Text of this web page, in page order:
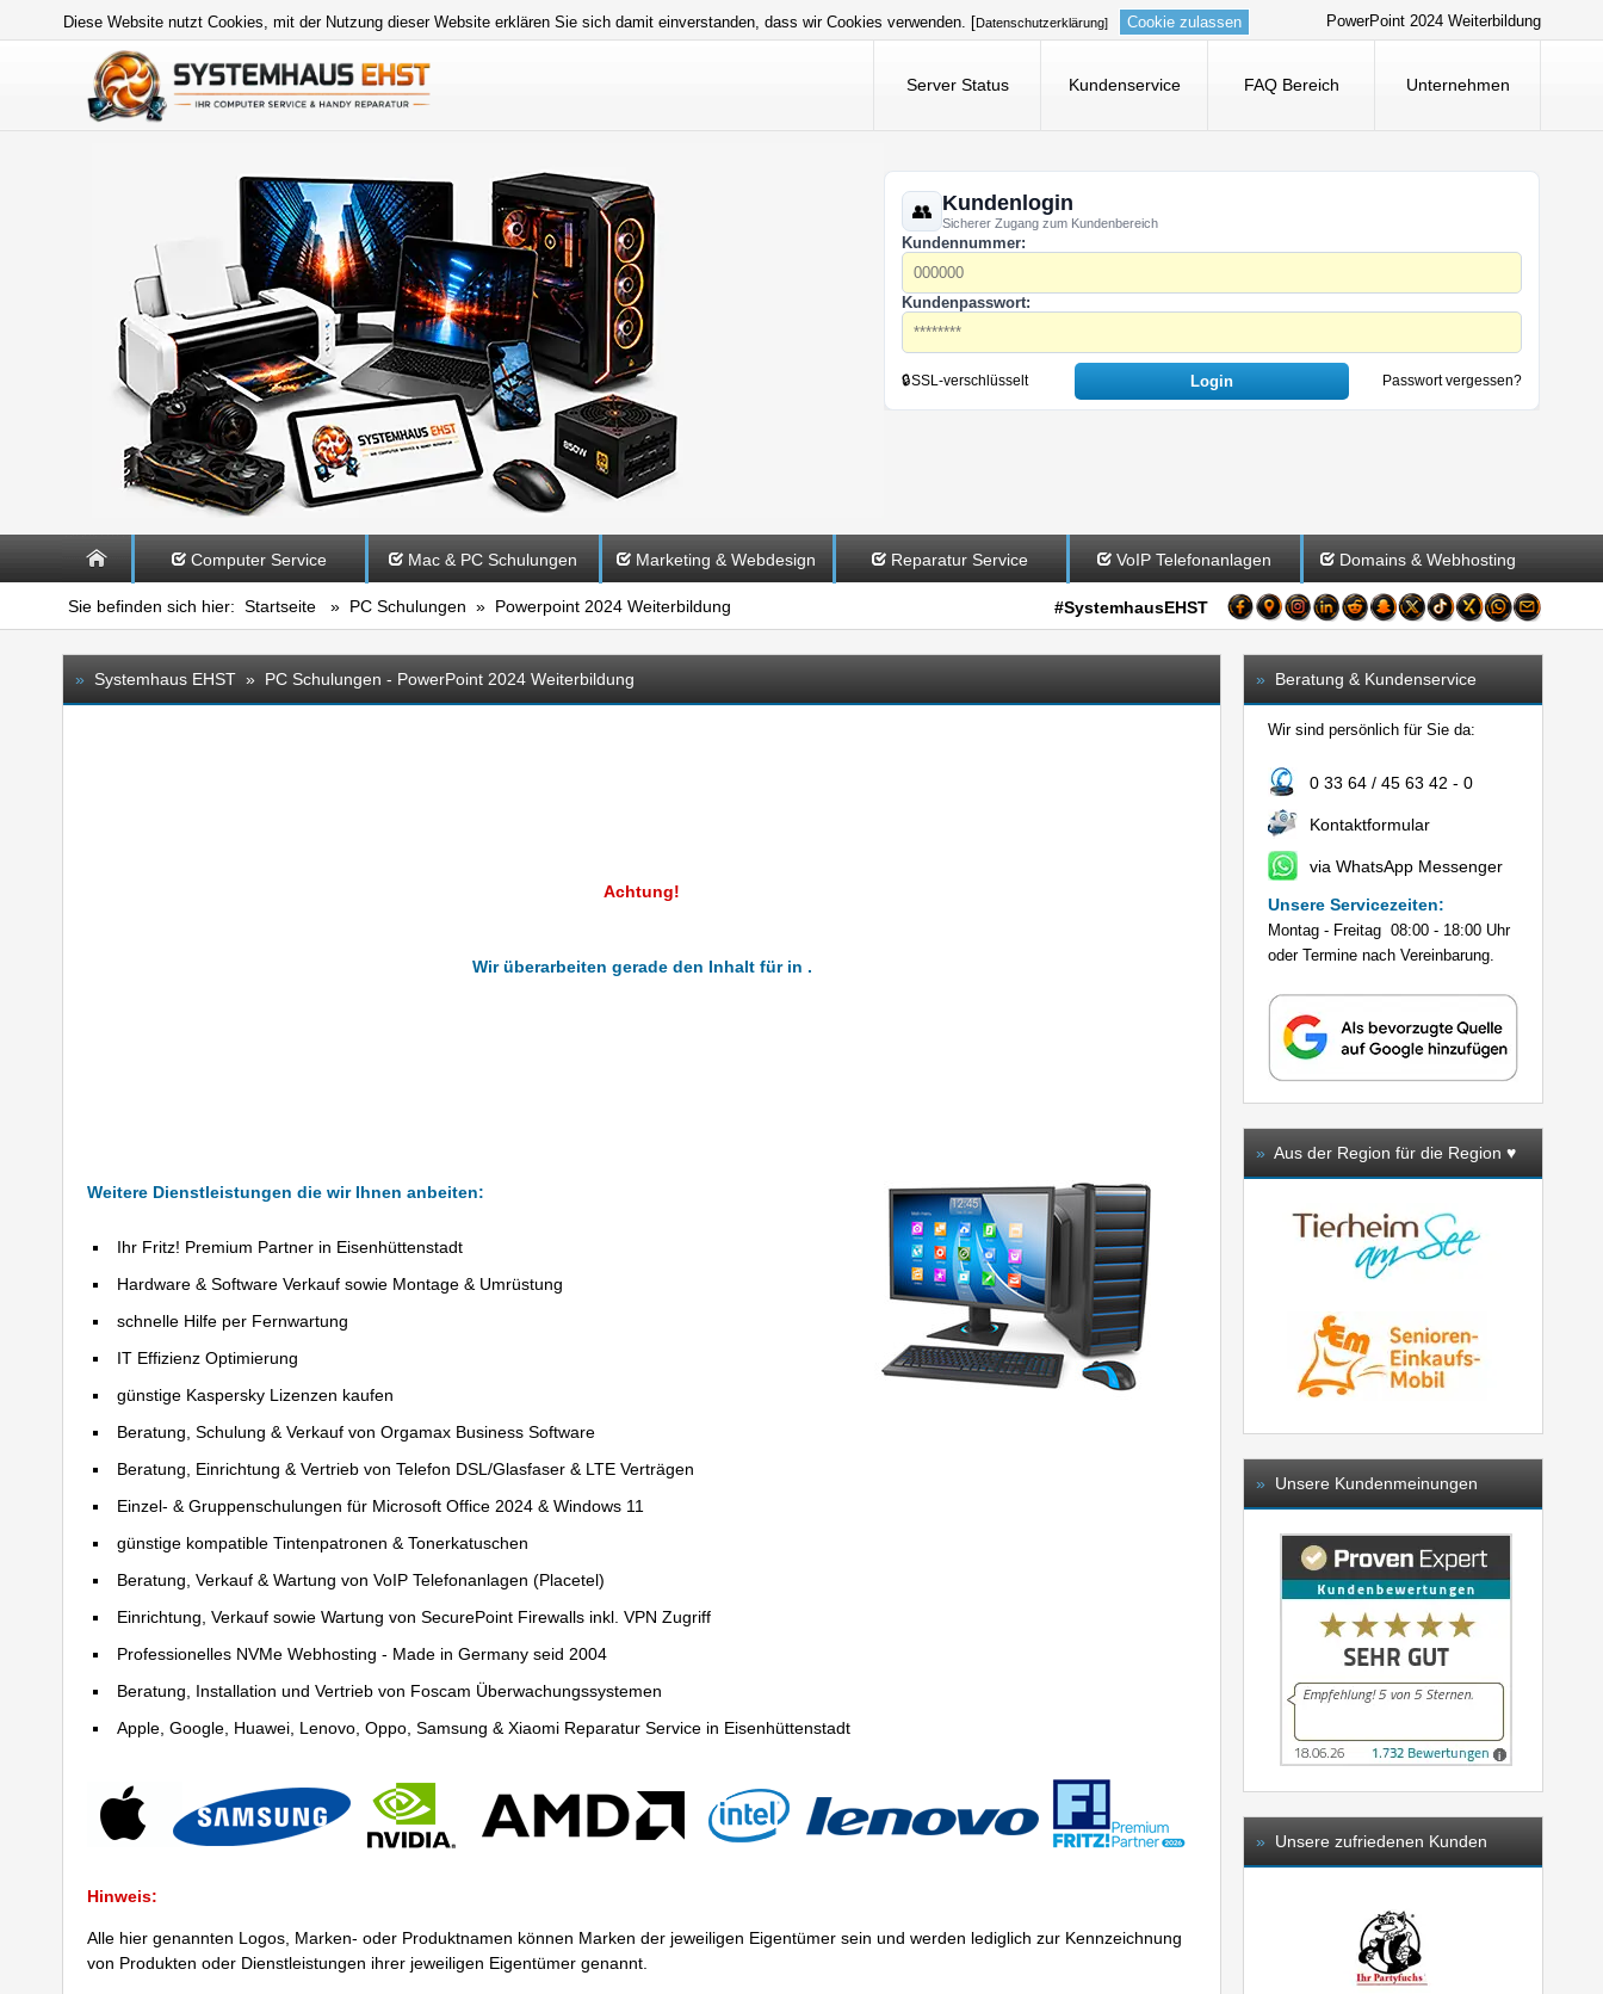
PowerPoint 2024 Weiterbildung
Diese Website nutzt Cookies, mit der Nutzung dieser Website erklären Sie sich damit einverstanden, dass wir Cookies verwenden. [ Datenschutzerklärung] Cookie zulassen
Server Status Kundenservice FAQ Bereich Unternehmen
Kundenlogin
Sicherer Zugang zum Kundenbereich
Kundennummer:
Kundenpasswort:
🔒SSL-verschlüsselt Passwort vergessen?
Computer Service Mac & PC Schulungen Marketing & Webdesign Reparatur Service VoIP Telefonanlagen Domains & Webhosting
Sie befinden sich hier: Startseite » PC Schulungen » Powerpoint 2024 Weiterbildung #SystemhausEHST
» Systemhaus EHST » PC Schulungen - PowerPoint 2024 Weiterbildung
Achtung!
Wir überarbeiten gerade den Inhalt für in .
Weitere Dienstleistungen die wir Ihnen anbeiten:
Ihr Fritz! Premium Partner in Eisenhüttenstadt
Hardware & Software Verkauf sowie Montage & Umrüstung
schnelle Hilfe per Fernwartung
IT Effizienz Optimierung
günstige Kaspersky Lizenzen kaufen
Beratung, Schulung & Verkauf von Orgamax Business Software
Beratung, Einrichtung & Vertrieb von Telefon DSL/Glasfaser & LTE Verträgen
Einzel- & Gruppenschulungen für Microsoft Office 2024 & Windows 11
günstige kompatible Tintenpatronen & Tonerkatuschen
Beratung, Verkauf & Wartung von VoIP Telefonanlagen (Placetel)
Einrichtung, Verkauf sowie Wartung von SecurePoint Firewalls inkl. VPN Zugriff
Professionelles NVMe Webhosting - Made in Germany seid 2004
Beratung, Installation und Vertrieb von Foscam Überwachungssystemen
Apple, Google, Huawei, Lenovo, Oppo, Samsung & Xiaomi Reparatur Service in Eisenhüttenstadt
Hinweis:
Alle hier genannten Logos, Marken- oder Produktnamen können Marken der jeweiligen Eigentümer sein und werden lediglich zur Kennzeichnung
von Produkten oder Dienstleistungen ihrer jeweiligen Eigentümer genannt.
» Beratung & Kundenservice
Wir sind persönlich für Sie da:
0 33 64 / 45 63 42 - 0
Kontaktformular
via WhatsApp Messenger
Unsere Servicezeiten:
Montag - Freitag 08:00 - 18:00 Uhr
oder Termine nach Vereinbarung.
» Aus der Region für die Region ♥️
» Unsere Kundenmeinungen
» Unsere zufriedenen Kunden